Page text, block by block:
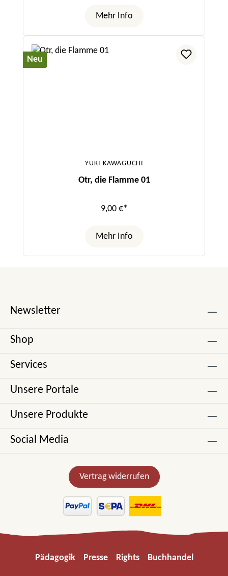
Mehr Info
Neu
YUKI KAWAGUCHI
Otr, die Flamme 01
9,00 €*
Mehr Info
Newsletter
Shop
Services
Unsere Portale
Unsere Produkte
Social Media
Vertrag widerrufen
Pädagogik Presse Rights Buchhandel